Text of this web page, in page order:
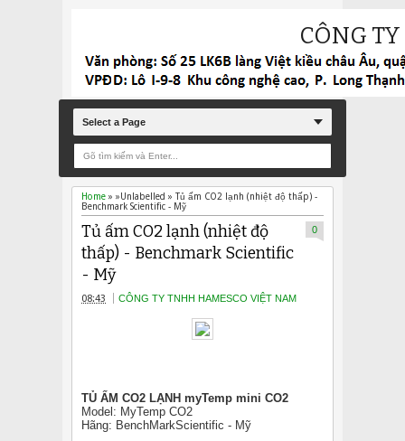
CÔNG
Select a Page
Home » »Unlabelled » Tủ ấm CO2 lạnh (nhiệt độ thấp) -
Benchmark Scientific - Mỹ
Tủ ấm CO2 lạnh (nhiệt độ
thấp) - Benchmark Scientific
- Mỹ
08:43 CÔNG TY TNHH HAMESCO VIỆT NAM
0
TỦ ẤM CO2 LẠNH myTemp mini CO2
Model: MyTemp CO2
Hãng: BenchMarkScientific - Mỹ